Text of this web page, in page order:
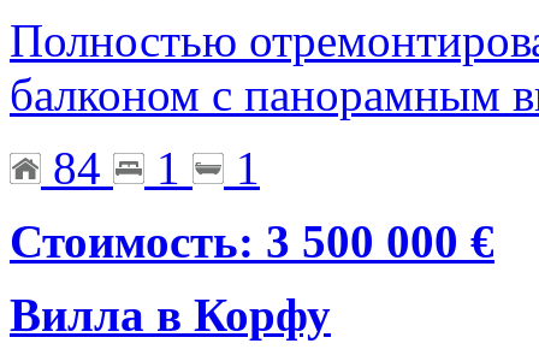
Полностью
балконом с панорамным
84
1
1
Стоимость: 3 500 000 €
Вилла в Корфу